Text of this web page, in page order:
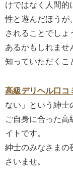
けではなく人間的
性と遊んだほうが
されることでしょ
あるかもしれませ
知っていただくこ
高級デリヘル口コ
ない」という紳士
ご自身に合った高
イトです。
紳士のみなさまの
さいませ。